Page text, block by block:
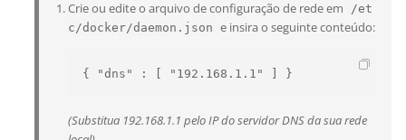
Crie ou edite o arquivo de configuração de rede em
/et
c/docker/daemon.json e insira o seguinte conteúdo:
{ "dns" : [ "192.168.1.1" ] }
(Substitua 192.168.1.1 pelo IP do servidor DNS da sua rede